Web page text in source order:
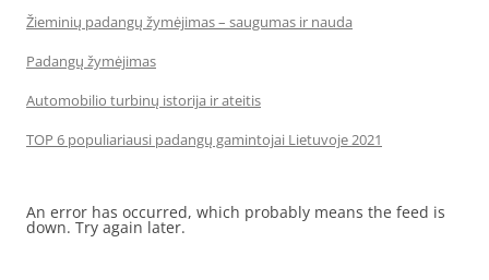
Žieminių padangų žymėjimas – saugumas ir nauda
Padangų žymėjimas
Automobilio turbinų istorija ir ateitis
TOP 6 populiariausi padangų gamintojai Lietuvoje 2021
An error has occurred, which probably means the feed is
down. Try again later.